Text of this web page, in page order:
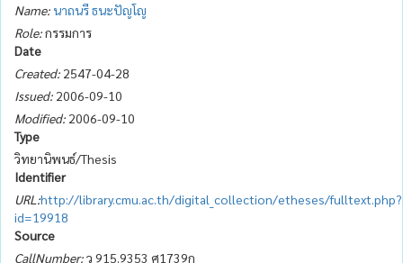
Name:นาถนรี ธนะปัญโญ
Role:กรรมการ
Date
Created: 2547-04-28
Issued: 2006-09-10
Modified: 2006-09-10
Type
วิทยานิพนธ์/Thesis
Identifier
URL:http://library.cmu.ac.th/digital_collection/etheses/fulltext.php?
id=19918
Source
CallNumber:ว 915.9353 ศ1739ก